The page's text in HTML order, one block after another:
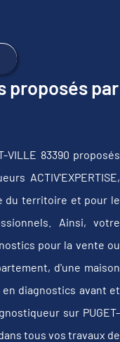
proposés par
VILLE 83390 proposés
ACTIV'EXPERTISE,
du territoire et pour le
Ainsi, votre
pour la vente ou
d'une maison
diagnostics avant et
sur PUGET-
tous vos travaux de